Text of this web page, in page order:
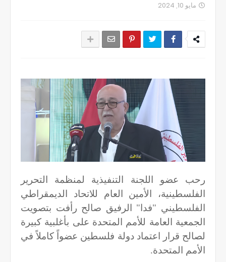
مايو 10, 2024
رحب عضو اللجنة التنفيذية لمنظمة التحرير
الفلسطينية، الأمين العام للاتحاد الديمقراطي
الفلسطيني "فدا" الرفيق صالح رأفت بتصويت
الجمعية العامة للأمم المتحدة على بأغلبية كبيرة
لصالح قرار اعتماد دولة فلسطين عضواً كاملاً في
الأمم المتحدة.